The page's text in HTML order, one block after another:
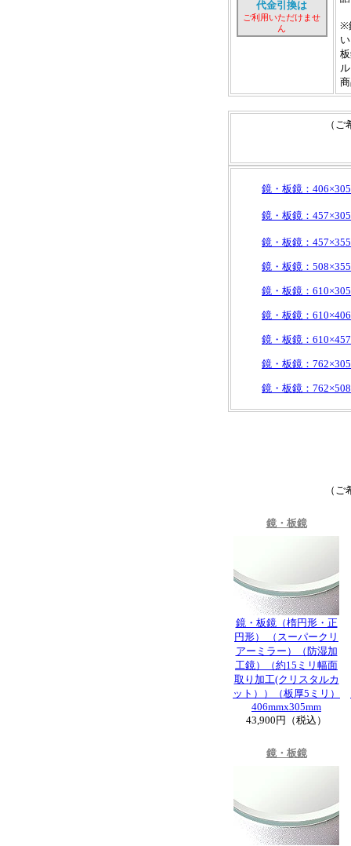
※
代金引換は
ご利用いただけませ
ん
（
鏡・板鏡：406×305
鏡・板鏡：457×305
鏡・板鏡：457×355
鏡・板鏡：508×355
鏡・板鏡：610×305
鏡・板鏡：610×406
鏡・板鏡：610×457
鏡・板鏡：762×305
鏡・板鏡：762×508
（
鏡・板鏡
鏡・板鏡（楕円形・正
円形） （スーパークリ
アーミラー）（防湿加
工鏡）（約15ミリ幅面
取り加工(クリスタルカ
ット））（板厚5ミリ）
406mmx305mm
43,900円（税込）
鏡・板鏡